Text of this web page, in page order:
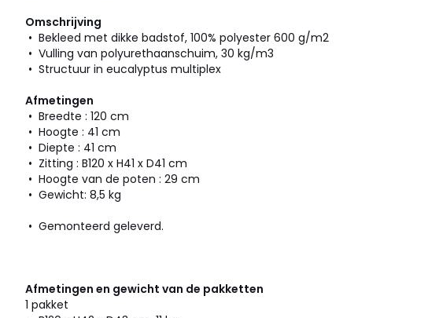
Omschrijving
• Bekleed met dikke badstof, 100% polyester 600 g/m2
• Vulling van polyurethaanschuim, 30 kg/m3
• Structuur in eucalyptus multiplex
Afmetingen
• Breedte : 120 cm
• Hoogte : 41 cm
• Diepte : 41 cm
• Zitting : B120 x H41 x D41 cm
• Hoogte van de poten : 29 cm
• Gewicht: 8,5 kg
• Gemonteerd geleverd.
Afmetingen en gewicht van de pakketten
1 pakket